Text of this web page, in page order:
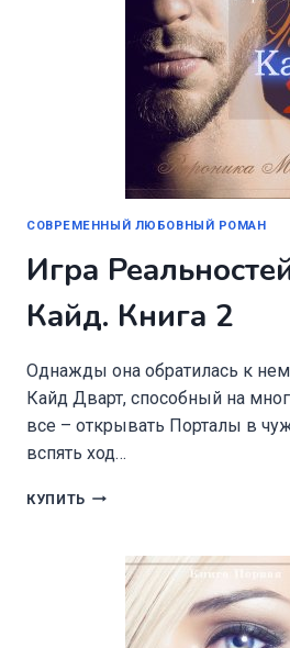
СОВРЕМЕННЫЙ ЛЮБОВНЫЙ РОМАН
Игра
Кайд. Книга 2
Однажды она обратилась к
Кайд Дварт, способный на
все – открывать Порталы в
вспять ход…
КУПИТЬ ИГРА
КАЙД.
КНИГА